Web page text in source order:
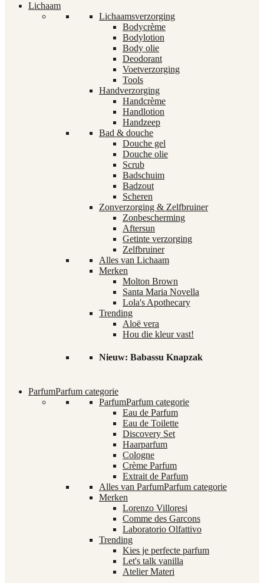
Lichaam
Lichaamsverzorging
Bodycrème
Bodylotion
Body olie
Deodorant
Voetverzorging
Tools
Handverzorging
Handcrème
Handlotion
Handzeep
Bad & douche
Douche gel
Douche olie
Scrub
Badschuim
Badzout
Scheren
Zonverzorging & Zelfbruiner
Zonbescherming
Aftersun
Getinte verzorging
Zelfbruiner
Alles van Lichaam
Merken
Molton Brown
Santa Maria Novella
Lola's Apothecary
Trending
Aloë vera
Hou die kleur vast!
Nieuw: Babassu Knapzak
ParfumParfum categorie
ParfumParfum categorie
Eau de Parfum
Eau de Toilette
Discovery Set
Haarparfum
Cologne
Crème Parfum
Extrait de Parfum
Alles van ParfumParfum categorie
Merken
Lorenzo Villoresi
Comme des Garcons
Laboratorio Olfattivo
Trending
Kies je perfecte parfum
Let's talk vanilla
Atelier Materi